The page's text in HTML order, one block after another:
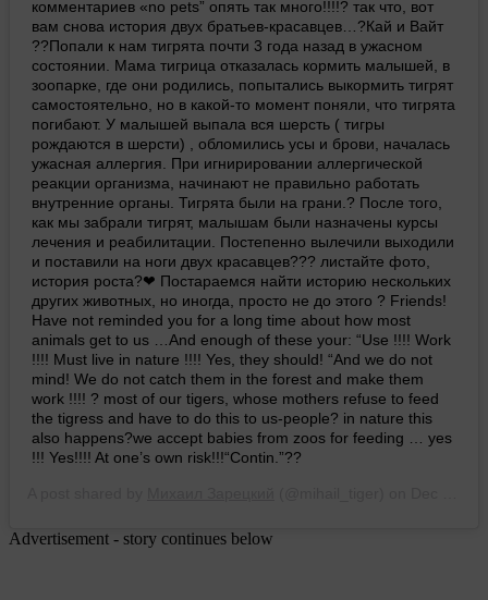
комментариев «no pets” опять так много!!!!? так что, вот
вам снова история двух братьев-красавцев…?Кай и Вайт
??Попали к нам тигрята почти 3 года назад в ужасном
состоянии. Мама тигрица отказалась кормить малышей, в
зоопарке, где они родились, попытались выкормить тигрят
самостоятельно, но в какой-то момент поняли, что тигрята
погибают. У малышей выпала вся шерсть ( тигры
рождаются в шерсти) , обломились усы и брови, началась
ужасная аллергия. При игнирировании аллергической
реакции организма, начинают не правильно работать
внутренние органы. Тигрята были на грани.? После того,
как мы забрали тигрят, малышам были назначены курсы
лечения и реабилитации. Постепенно вылечили выходили
и поставили на ноги двух красавцев??? листайте фото,
история роста?❤ Постараемся найти историю нескольких
других животных, но иногда, просто не до этого ? Friends!
Have not reminded you for a long time about how most
animals get to us …And enough of these your: “Use !!!! Work
!!!! Must live in nature !!!! Yes, they should! “And we do not
mind! We do not catch them in the forest and make them
work !!!! ? most of our tigers, whose mothers refuse to feed
the tigress and have to do this to us-people? in nature this
also happens?we accept babies from zoos for feeding … yes
!!! Yes!!!! At one’s own risk!!!“Contin.”??
Advertisement - story continues below